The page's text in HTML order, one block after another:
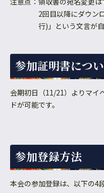
2回目以降にダウン
行)」という文言が
参加証明書につ
会期初日（11/21）よりマイ
ドが可能です。
参加登録方法
本会の参加登録は、以下の4